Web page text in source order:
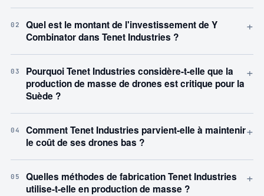
02
Quel est le montant de l'investissement de Y
Combinator dans Tenet Industries ?
+
03
Pourquoi Tenet Industries considère-t-elle que la
production de masse de drones est critique pour la
Suède ?
+
04
Comment Tenet Industries parvient-elle à maintenir
le coût de ses drones bas ?
+
05
Quelles méthodes de fabrication Tenet Industries
utilise-t-elle en production de masse ?
+